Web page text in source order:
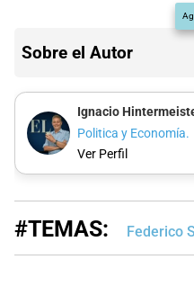
Sobre el Autor
Ignacio
Politica y Economía.
Ver Perfil
#TEMAS: Federico